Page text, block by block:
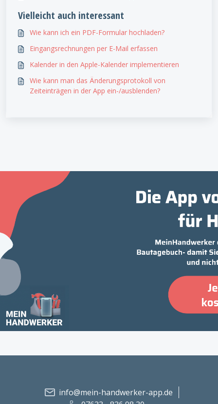
Vielleicht auch interessant
Wie kann ich ein PDF-Formular hochladen?
Eingangsrechnungen per E-Mail erfassen
Kalender in den Apple-Kalender implementieren
Wie kann man das Änderungsprotokoll von
Zeiteinträgen in der App ein-/ausblenden?
info@mein-handwerker-app.de